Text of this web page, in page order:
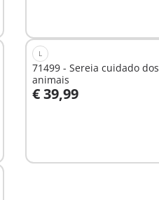
L
71499 - Sereia cuidado dos
animais
€ 39,99
Ao carrinho